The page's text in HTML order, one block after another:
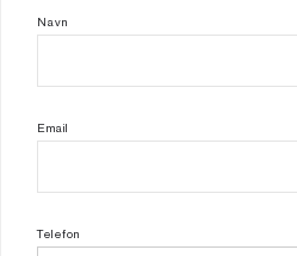
Navn
Email
Telefon